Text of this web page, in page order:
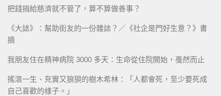
把錢捐給慈濟就不管了，算不算做善事？
《大誌》：幫助街友的一份雜誌？／《社企是門好生意？》書
摘
我朋友住在精神病院 3000 多天：生命從住院開始，戞然而止
搖滾一生、充實又狼狽的樹木希林：「人都會死，至少要死成
自己喜歡的樣子。」